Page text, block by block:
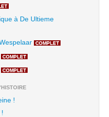
à De Ultieme
COMPLET
COMPLET
COMPLET
!